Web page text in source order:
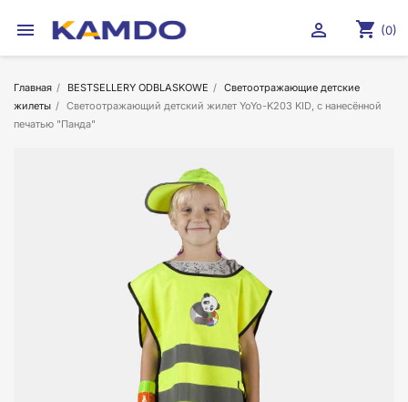
 shopping_cart (0)

Главная BESTSELLERY ODBLASKOWE
Светоотражающие детские
жилеты
Светоотражающий детский жилет YoYo-K203 KID, с нанесённой
печатью "Панда"